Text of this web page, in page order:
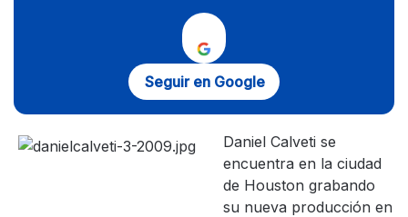
Seguir en Google
Daniel Calveti se
encuentra en la ciudad
de Houston grabando
su nueva producción en